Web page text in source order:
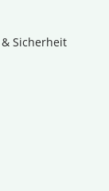
Sicherheit